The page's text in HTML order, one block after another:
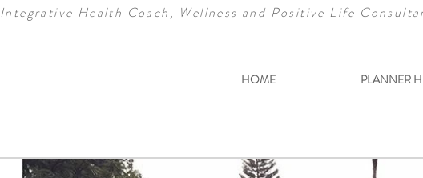
Integrative Health Coach, Wellness and Positive Life
HOME PLANNER